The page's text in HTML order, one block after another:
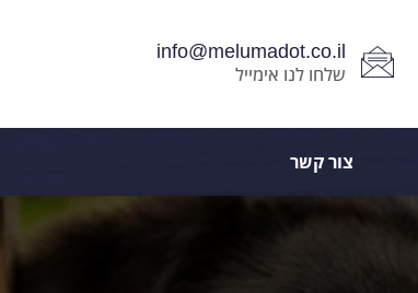
info@melumadot.co.il
שלחו לנו אימייל
צור קשר